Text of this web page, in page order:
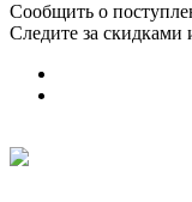
Сообщить о
Следите за скидками